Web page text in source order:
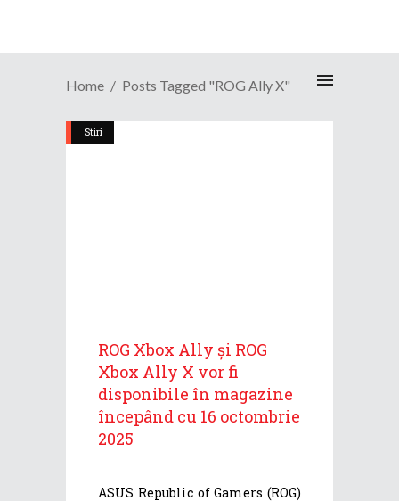
Home Posts Tagged "ROG Ally X"
Stiri
ROG Xbox Ally și ROG
Xbox Ally X vor fi
disponibile în magazine
începând cu 16 octombrie
2025
ASUS Republic of Gamers (ROG)